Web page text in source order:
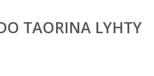
TAORINA LYHTY